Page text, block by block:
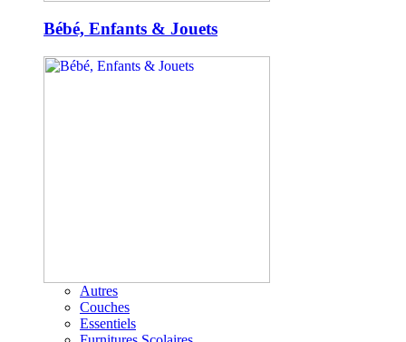
Bébé, Enfants & Jouets
Autres
Couches
Essentiels